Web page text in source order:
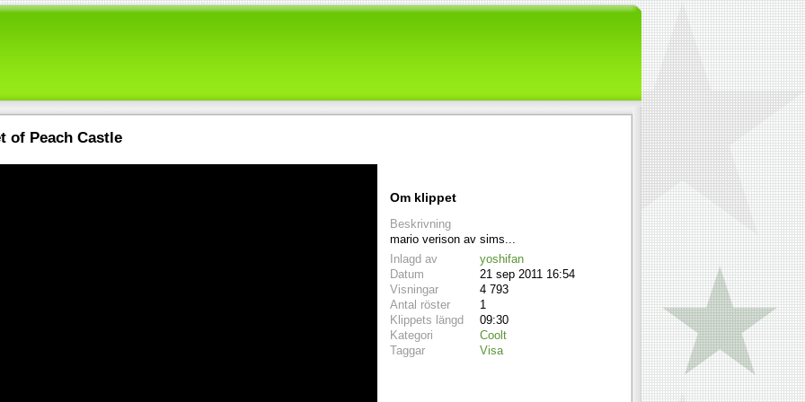
of Peach Castle
Om klippet
Beskrivning
mario verison av sims...
Inlagd av
yoshifan
Datum
21 sep 2011 16:54
Visningar
4 793
Antal röster
1
Klippets längd
09:30
Kategori
Coolt
Taggar
Visa